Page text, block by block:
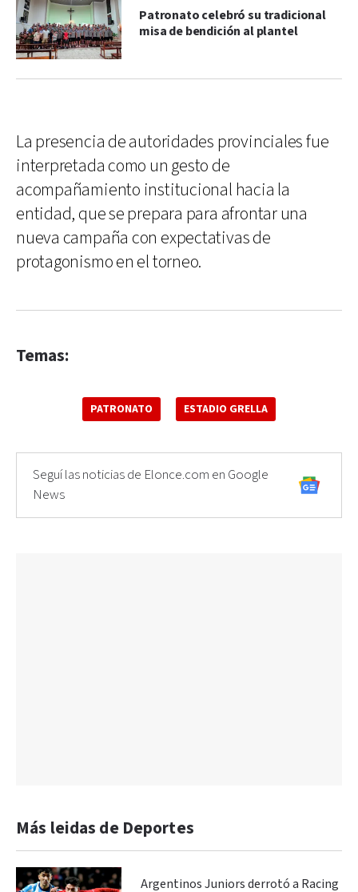
Patronato celebró su tradicional
misa de bendición al plantel
La presencia de autoridades provinciales fue
interpretada como un gesto de
acompañamiento institucional hacia la
entidad, que se prepara para afrontar una
nueva campaña con expectativas de
protagonismo en el torneo.
Temas:
PATRONATO ESTADIO GRELLA
Seguí las noticias de Elonce.com en Google
News
Más leidas de Deportes
Argentinos Juniors derrotó a Racing